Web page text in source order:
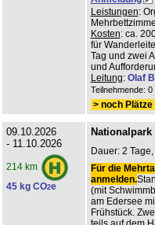
Leistungen:
Kosten: ca.
für
Tag und zwei
und
Leitung: Olaf
Teilnehmende:
> noch
09.10.2026
- 11.10.2026
214 km
45 kg CO2e
Dauer: 2
Für die
anmelden.
(mit
am Edersee
Frühstück.